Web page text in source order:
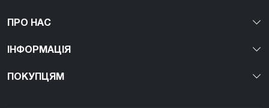
ПРО НАС
ІНФОРМАЦІЯ
ПОКУПЦЯМ